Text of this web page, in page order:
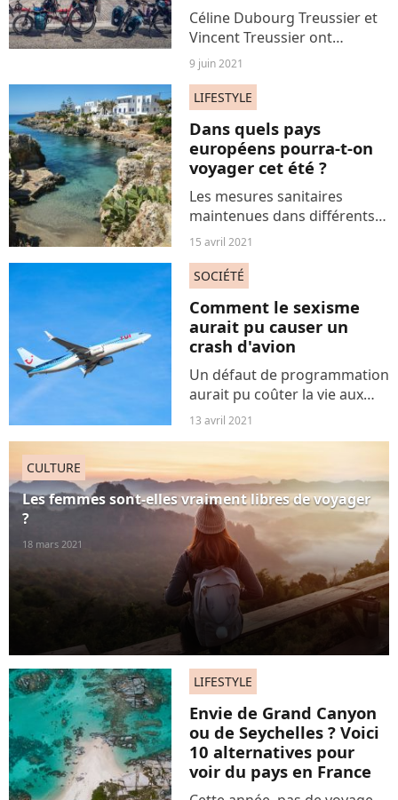
Céline Dubourg Treussier et
Vincent Treussier ont
traversé l'Europe et l'Asie à
vélo avec leurs deux enfants.
Ils relatent leur parcours
fascinant dans "500 jours à
vélo", un livre...
9 juin 2021
LIFESTYLE
Dans quels pays
européens pourra-t-on
voyager cet été ?
Les mesures sanitaires
maintenues dans différents
pays d'Europe à cause du
restreindre les destinations
envisageables pour les
vacances d'été 2021. Alors,
dans...
15 avril 2021
SOCIÉTÉ
Comment le sexisme
aurait pu causer un
crash d'avion
Un défaut de programmation
aurait pu coûter la vie aux
passagers de plusieurs vols
TUI. En cause, un bug de
logiciel - et plus tard, de
calcul de poids de...
13 avril 2021
CULTURE
Les femmes sont-elles vraiment libres de voyager
?
18 mars 2021
LIFESTYLE
Envie de Grand Canyon
ou de Seychelles ? Voici
10 alternatives pour
voir du pays en France